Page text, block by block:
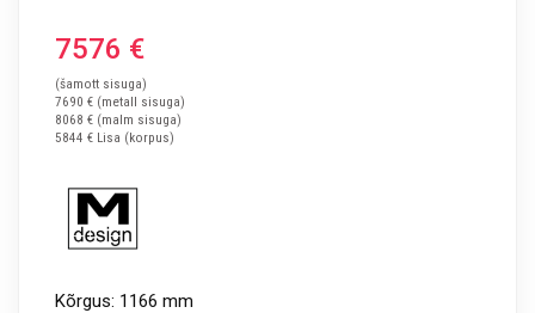
7576 €
(šamott sisuga)
7690 € (metall sisuga)
8068 € (malm sisuga)
5844 € Lisa (korpus)
Kõrgus: 1166 mm